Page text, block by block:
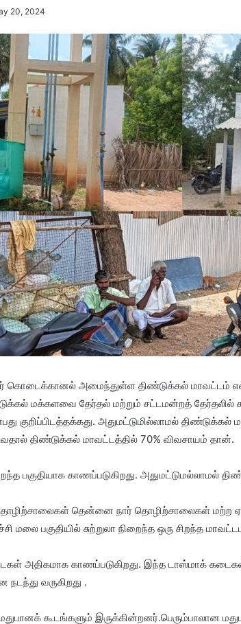
20, 2024
பேர் கொடைக்கானல் அமைந்துள்ள திண்டுக்கல் மாவட்டம்
மக்களவை தேர்தல் மற்றும் சட்டமன்றத் தேர்தலில்
குறிப்பிடத்தக்கது. அதுமட்டுமில்லாமல்
திண்டுக்கல் மாவட்டத்தில் 70% விவசாயம் தான்.
பகுதியாக காணப்படுகிறது. அதுமட்டுமல்லாமல்
தென்னை நார் தொழிற்சாலைகள் மற்ற
மலை பகுதியில் சுற்றுலா நிறைந்த ஒரு சிறந்த
அதிகமாக காணப்படுகிறது. இந்த டாஸ்மாக்
வருகிறது .
கூடங்களும் இருக்கின்றனர்.பெரும்பாலான